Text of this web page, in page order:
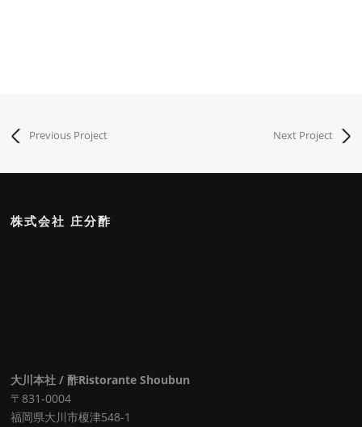
Previous Project Next Project
株式会社 庄分酢
大川本社 / 酢Ristorante Shoubun
〒831-0004
福岡県大川市榎津548-1